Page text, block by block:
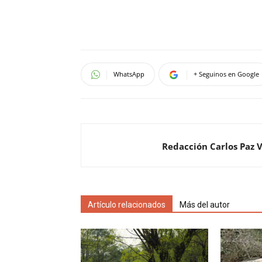
WhatsApp + Seguinos en Google
Redacción Carlos Paz
Artículo relacionados Más del autor